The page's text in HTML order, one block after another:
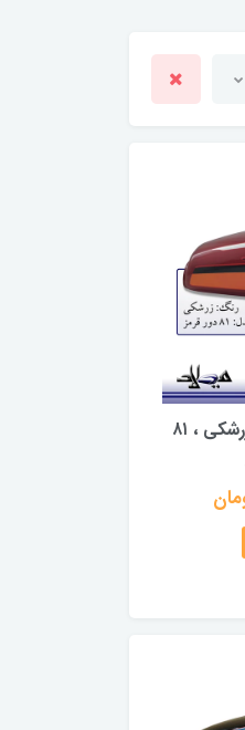
باک موتورسیکلت زرشکی ، ۸۱